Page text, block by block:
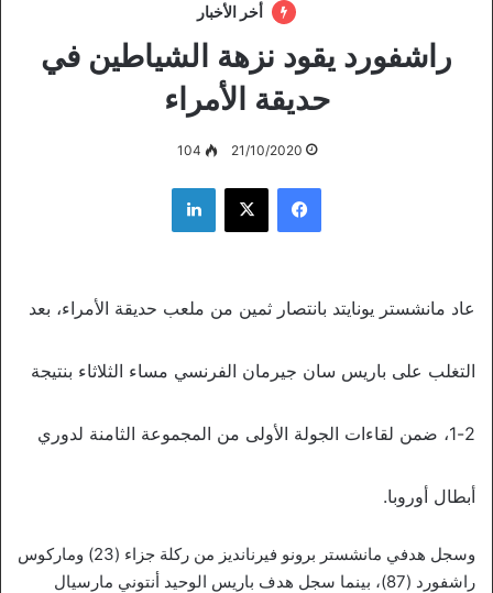
أخر الأخبار
راشفورد يقود نزهة الشياطين في
حديقة الأمراء
21/10/2020
104
فيسبوك ‫X لينكدإن
عاد مانشستر يونايتد بانتصار ثمين من ملعب حديقة الأمراء، بعد
التغلب على باريس سان جيرمان الفرنسي مساء الثلاثاء بنتيجة
2-1، ضمن لقاءات الجولة الأولى من المجموعة الثامنة لدوري
أبطال أوروبا.
وسجل هدفي مانشستر برونو فيرنانديز من ركلة جزاء (23) وماركوس
راشفورد (87)، بينما سجل هدف باريس الوحيد أنتوني مارسيال